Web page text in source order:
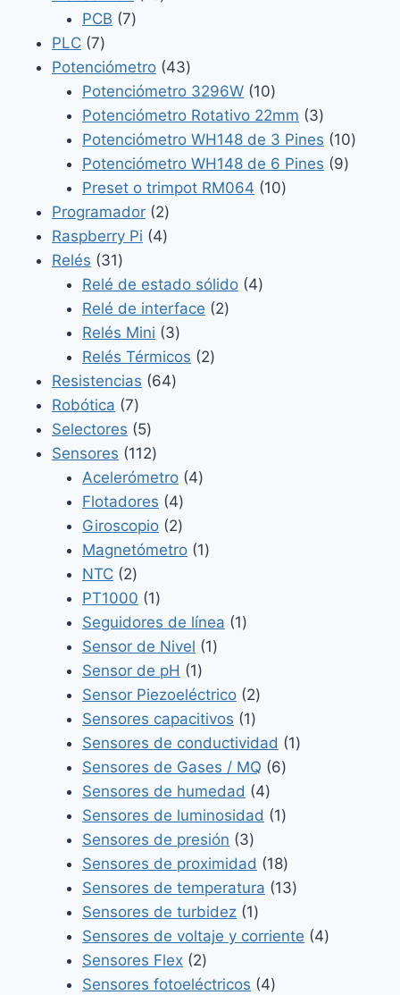
PCB 77
PLC 77
productos
Potenciómetro 4343
productos
Potenciómetro 3296W 1010
productos
Potenciómetro Rotativo 22mm 33
productos
Potenciómetro WH148 de 3 Pines 1010
Potenciómetro WH148 de 6 Pines 99
Preset o trimpot RM064 1010
Programador 22
productos
Raspberry Pi 44
Relés 3131
productos
Relé de estado sólido 44
Relé de interface 22
Relés Mini 33
productos
Relés Térmicos 22
Resistencias 6464
Robótica 77
productos
Selectores 55
productos
Sensores 112112
productos
Acelerómetro 44
Flotadores 44
productos
Giroscopio 22
productos
Magnetómetro 11
NTC 22
productos
PT1000 11
producto
Seguidores de línea 11
Sensor de Nivel 11
Sensor de pH 11
producto
Sensor Piezoeléctrico 22
productos
Sensores capacitivos 11
producto
Sensores de conductividad 11
Sensores de Gases / MQ 66
Sensores de humedad 44
productos
Sensores de luminosidad 11
Sensores de presión 33
productos
Sensores de proximidad 1818
productos
Sensores de temperatura 1313
Sensores de turbidez 11
producto
Sensores de voltaje y corriente 44
Sensores Flex 22
productos
Sensores fotoeléctricos 44